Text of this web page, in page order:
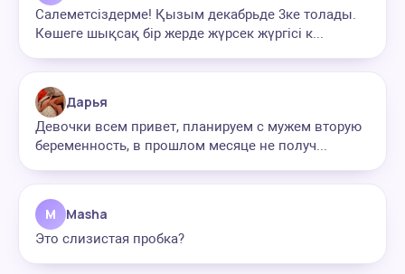
Салеметсіздерме! Қызым декабрьде 3ке толады.
Көшеге шықсақ бір жерде жүрсек жүргісі к...
Дарья
Девочки всем привет, планируем с мужем вторую
беременность, в прошлом месяце не получ...
M Masha
Это слизистая пробка?